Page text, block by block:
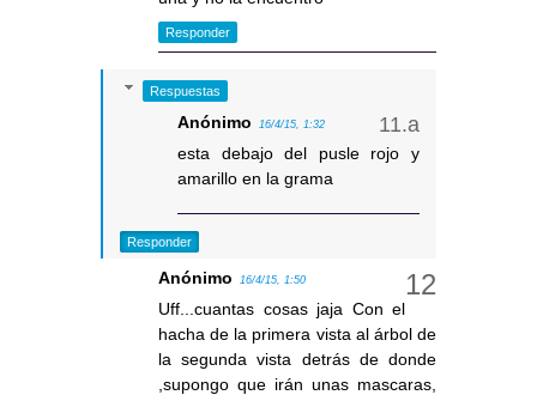
Responder
Respuestas
Anónimo 16/4/15, 1:32
esta debajo del pusle rojo y
amarillo en la grama
Responder
Anónimo 16/4/15, 1:50
Uff...cuantas cosas jaja Con el
hacha de la primera vista al árbol de
la segunda vista detrás de donde
,supongo que irán unas mascaras,